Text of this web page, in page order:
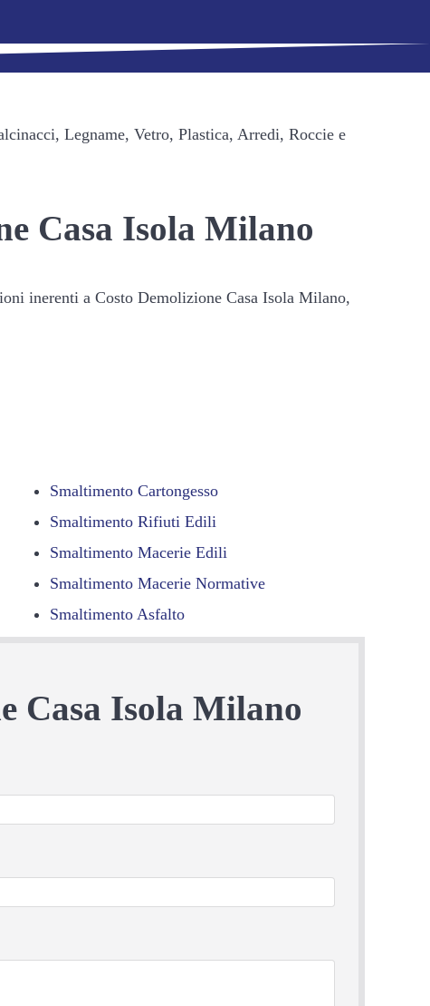
Legname, Vetro, Plastica, Arredi, Roccie e
Casa Isola Milano
Smaltimento Cartongesso
Smaltimento Rifiuti Edili
Smaltimento Macerie Edili
Smaltimento Macerie Normative
Smaltimento Asfalto
Casa Isola Milano